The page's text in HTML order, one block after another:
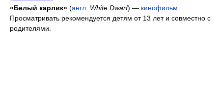
«Белый карлик» (англ. White Dwarf) — кинофильм
Просматривать рекомендуется детям от 13 лет и совместно с
родителями.